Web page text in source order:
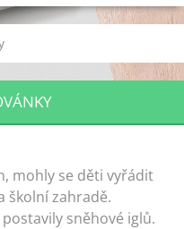
mohly se děti vyřádit
školní zahradě.
sněhové iglů.